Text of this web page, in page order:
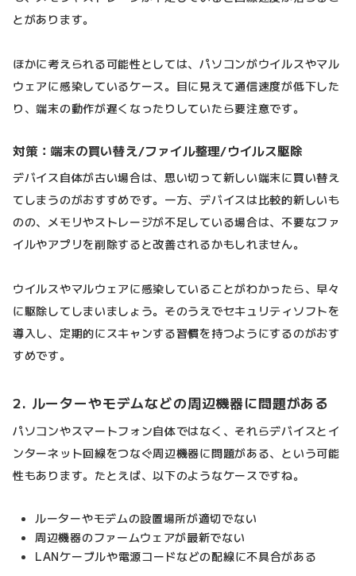
とがあります。
ほかに考えられる可能性としては、パソコンがウイルスやマル
ウェアに感染しているケース。目に見えて通信速度が低下した
り、端末の動作が遅くなったりしていたら要注意です。
対策：端末の買い替え/ファイル整理/ウイルス駆除
デバイス自体が古い場合は、思い切って新しい端末に買い替え
てしまうのがおすすめです。一方、デバイスは比較的新しいも
のの、メモリやストレージが不足している場合は、不要なファ
イルやアプリを削除すると改善されるかもしれません。
ウイルスやマルウェアに感染していることがわかったら、早々
に駆除してしまいましょう。そのうえでセキュリティソフトを
導入し、定期的にスキャンする習慣を持つようにするのがおす
すめです。
2. ルーターやモデムなどの周辺機器に問題がある
パソコンやスマートフォン自体ではなく、それらデバイスとイ
ンターネット回線をつなぐ周辺機器に問題がある、という可能
性もあります。たとえば、以下のようなケースですね。
ルーターやモデムの設置場所が適切でない
周辺機器のファームウェアが最新でない
LANケーブルや電源コードなどの配線に不具合がある